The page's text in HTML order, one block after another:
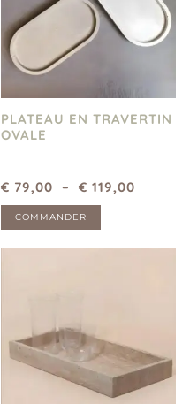
PLATEAU EN TRAVERTIN
OVALE
€ 79,00 – € 119,00
COMMANDER